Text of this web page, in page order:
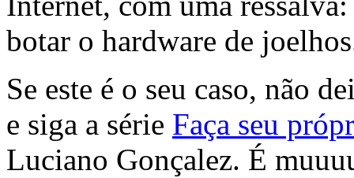
botar o hardware de
Se este é o seu caso, não
e siga a série Faça seu
Luciano Gonçalez. É